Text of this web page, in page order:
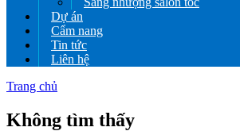
Dự án
Cẩm nang
Tin tức
Liên hệ
Trang chủ
Không tìm thấy